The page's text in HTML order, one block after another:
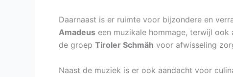
Daarnaast is er ruimte voor bijzondere en
Amadeus een muzikale hommage, terwijl ook
de groep Tiroler Schmäh voor afwisseling
Naast de muziek is er ook aandacht voor